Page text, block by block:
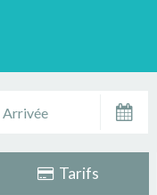
Tarifs